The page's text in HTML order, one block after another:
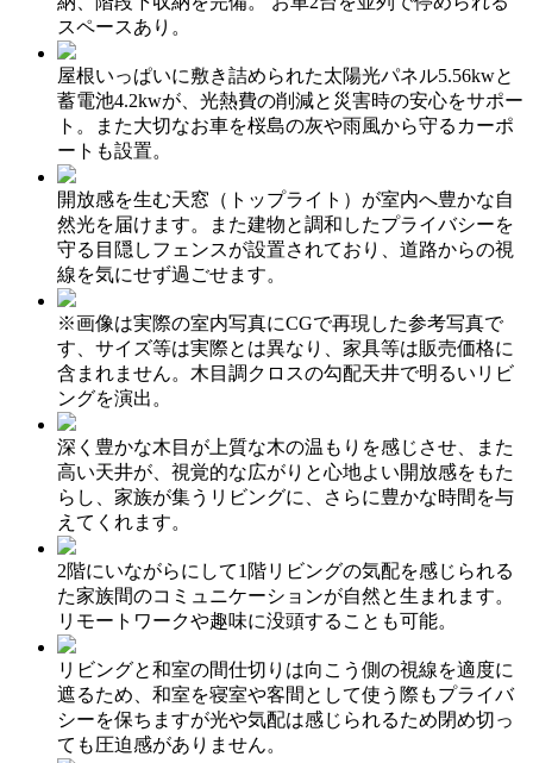
スペースあり。
屋根いっぱいに敷き詰められた太陽光パネル5.56kwと
蓄電池4.2kwが、光熱費の削減と災害時の安心をサポー
ト。また大切なお車を桜島の灰や雨風から守るカーポ
ートも設置。
開放感を生む天窓（トップライト）が室内へ豊かな自
然光を届けます。また建物と調和したプライバシーを
守る目隠しフェンスが設置されており、道路からの視
線を気にせず過ごせます。
※画像は実際の室内写真にCGで再現した参考写真で
す、サイズ等は実際とは異なり、家具等は販売価格に
含まれません。木目調クロスの勾配天井で明るいリビ
ングを演出。
深く豊かな木目が上質な木の温もりを感じさせ、また
高い天井が、視覚的な広がりと心地よい開放感をもた
らし、家族が集うリビングに、さらに豊かな時間を与
えてくれます。
2階にいながらにして1階リビングの気配を感じられる
た家族間のコミュニケーションが自然と生まれます。
リモートワークや趣味に没頭することも可能。
リビングと和室の間仕切りは向こう側の視線を適度に
遮るため、和室を寝室や客間として使う際もプライバ
シーを保ちますが光や気配は感じられるため閉め切っ
ても圧迫感がありません。